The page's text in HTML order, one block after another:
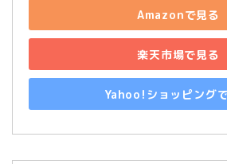
Amazonで見る
楽天市場で見る
Yahoo!ショッピング